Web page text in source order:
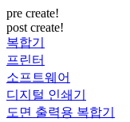
pre create!
post create!
복합기
프린터
소프트웨어
디지털 인쇄기
도면 출력용 복합기